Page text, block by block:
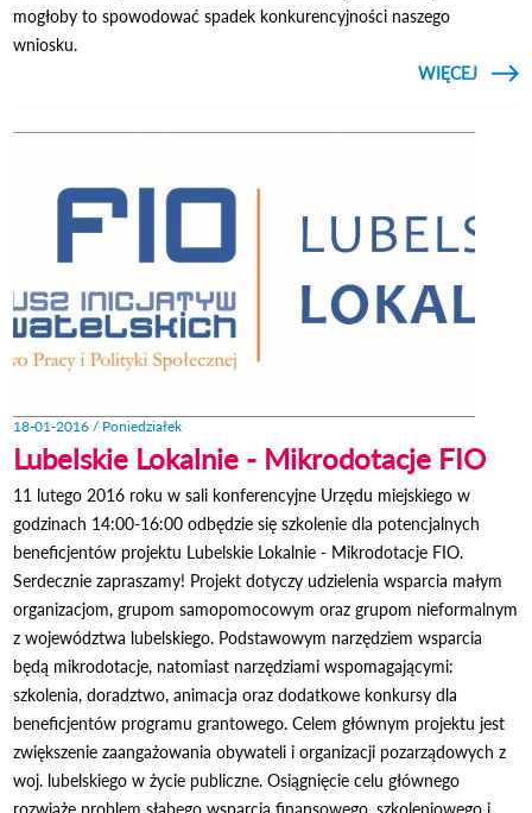
mogłoby to spowodować spadek konkurencyjności naszego
wniosku.
CZYTAJ
WIĘCEJ
O
18-01-2016 / Poniedziałek
Lubelskie Lokalnie - Mikrodotacje FIO
11 lutego 2016 roku w sali konferencyjne Urzędu miejskiego w
godzinach 14:00-16:00 odbędzie się szkolenie dla potencjalnych
beneficjentów projektu Lubelskie Lokalnie - Mikrodotacje FIO.
Serdecznie zapraszamy! Projekt dotyczy udzielenia wsparcia małym
organizacjom, grupom samopomocowym oraz grupom nieformalnym
z województwa lubelskiego. Podstawowym narzędziem wsparcia
będą mikrodotacje, natomiast narzędziami wspomagającymi:
szkolenia, doradztwo, animacja oraz dodatkowe konkursy dla
beneficjentów programu grantowego. Celem głównym projektu jest
zwiększenie zaangażowania obywateli i organizacji pozarządowych z
woj. lubelskiego w życie publiczne. Osiągnięcie celu głównego
rozwiąże problem słabego wsparcia finansowego, szkoleniowego i